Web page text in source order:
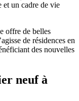
et un cadre de vie
offre de belles
de résidences en
des nouvelles
neuf à